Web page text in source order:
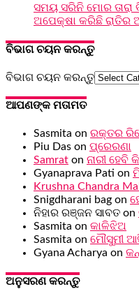
ସମୟ ସରିନି ମୋର
ଅପେକ୍ଷା କରିଛି ରାତିର
ବିଭାଗ ଚୟନ କରନ୍ତୁ
ବିଭାଗ ଚୟନ କରନ୍ତୁ
ଆପଣଙ୍କ ମତାମତ
Sasmita on ରକ୍ତର
Piu Das on ପ୍ରେରଣା
Samrat on ନାରୀ ହେବି
Gyanaprava Pati on
Krushna Chandra
Snigdharani bag on
ନିହାର ରଞ୍ଜନ ସାବତ on
Sasmita on କାଳିଝିଅ
Sasmita on ମୌସୁମୀ
Gyana Acharya on
ଅନୁସରଣ କରନ୍ତୁ